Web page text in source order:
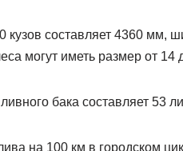
кузов составляет 4360 мм,
могут иметь размер от 14
бака составляет 53
на 100 км в городском